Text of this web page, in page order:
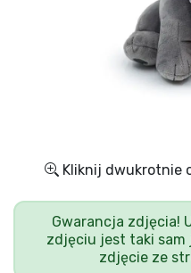
Kliknij dwukrotnie
Gwarancja zdjęcia!
zdjęciu jest taki sam
zdjęcie ze
Wysyłka i płatność
Rzeczy seryjne
Wspaniałe rzeczy
Rzeczy z anime
Rzeczy dla graczy